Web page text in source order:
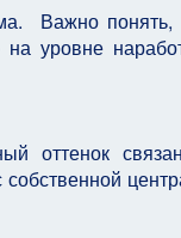
Важно понять,
на уровне
оттенок